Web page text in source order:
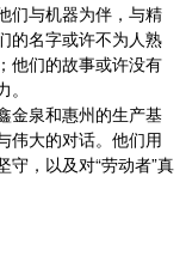
与机器为伴，与精
的名字或许不为人熟
他们的故事或许没有
金泉和惠州的生产基
伟大的对话。他们用
，以及对“劳动者”真